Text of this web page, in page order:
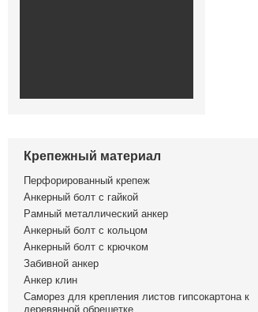
Крепежный материал
Перфорированный крепеж
Анкерный болт с гайкой
Рамный металлический анкер
Анкерный болт с кольцом
Анкерный болт с крючком
Забивной анкер
Анкер клин
Саморез для крепления листов гипсокартона к
деревянной обрешетке